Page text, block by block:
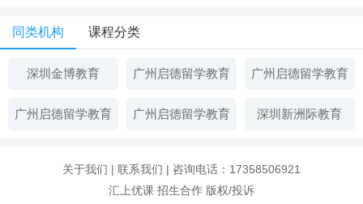
同类机构 课程分类
深圳金博教育 广州启德留学教育 广州启德留学教育
广州启德留学教育 广州启德留学教育 深圳新洲际教育
关于我们 | 联系我们 | 咨询电话：17358506921
汇上优课 招生合作 版权/投诉